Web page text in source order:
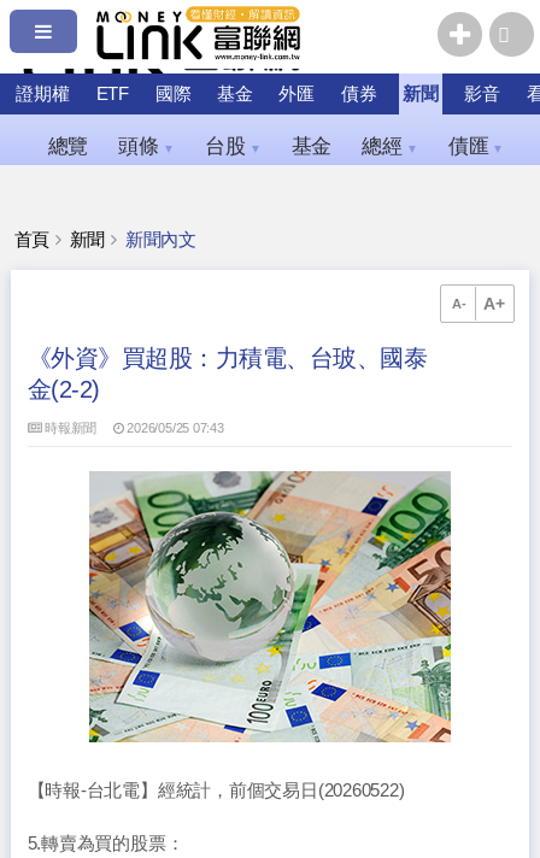
證期權 ETF 國際 基金 外匯 債券 新聞 影音
總覽 頭條 ▼ 台股 ▼ 基金 總經 ▼ 債匯 ▼
首頁 新聞 新聞內文
A- A+
《外資》買超股：力積電、台玻、國泰
金(2-2)
時報新聞 2026/05/25 07:43
【時報-台北電】經統計，前個交易日(20260522)
5.轉賣為買的股票：